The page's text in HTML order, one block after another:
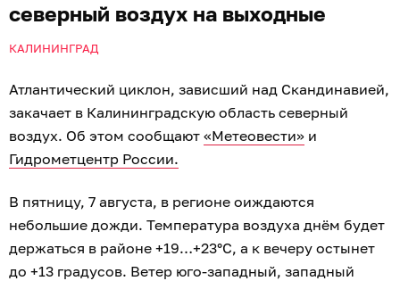
северный воздух на выходные
КАЛИНИНГРАД
Атлантический циклон, зависший над Скандинавией,
закачает в Калининградскую область северный
воздух. Об этом сообщают «Метеовести» и
Гидрометцентр России.
В пятницу, 7 августа, в регионе оиждаются
небольшие дожди. Температура воздуха днём будет
держаться в районе +19…+23°C, а к вечеру остынет
до +13 градусов. Ветер юго-западный, западный